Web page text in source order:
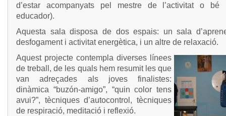
d’estar acompanyats pel mestre de l’activitat o bé
educador).
Aquesta sala disposa de dos espais: un sala
desfogament i activitat energètica, i un altre de relaxació.
Aquest projecte contempla diverses línees
de treball, de les quals hem resumit les que
van adreçades als joves finalistes:
dinàmica “buzón-amigo”, “quin color tens
avui?”, tècniques d’autocontrol, tècniques
de respiració, meditació i reflexió.